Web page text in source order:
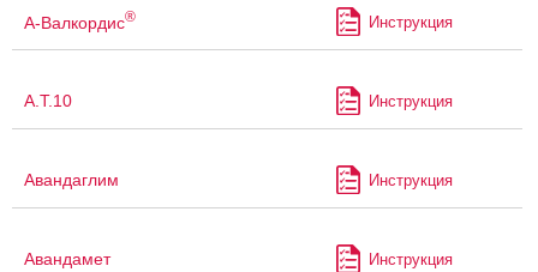
А-Валкордис® Инструкция
А.Т.10 Инструкция
Авандаглим Инструкция
Авандамет Инструкция